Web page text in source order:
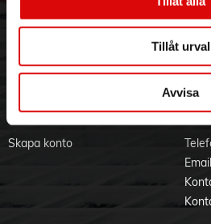
Tillåt urval
Avvisa
Visselblåsning
Varumärken
Om
Skapa konto